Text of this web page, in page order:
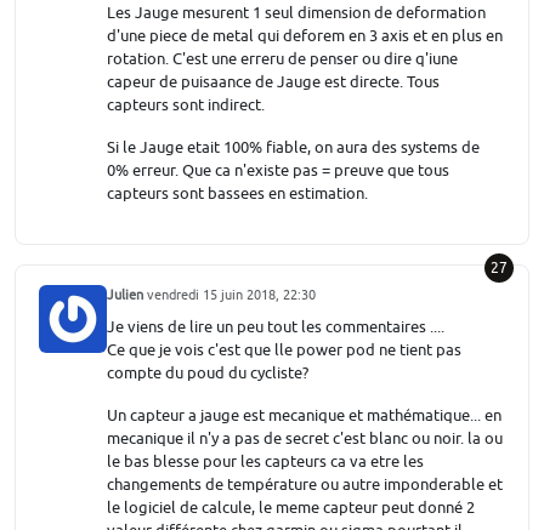
Les Jauge mesurent 1 seul dimension de deformation
d'une piece de metal qui deforem en 3 axis et en plus en
rotation. C'est une erreru de penser ou dire q'iune
capeur de puisaance de Jauge est directe. Tous
capteurs sont indirect.
Si le Jauge etait 100% fiable, on aura des systems de
0% erreur. Que ca n'existe pas = preuve que tous
capteurs sont bassees en estimation.
27
Julien vendredi 15 juin 2018, 22:30
Je viens de lire un peu tout les commentaires ....
Ce que je vois c'est que lle power pod ne tient pas
compte du poud du cycliste?
Un capteur a jauge est mecanique et mathématique... en
mecanique il n'y a pas de secret c'est blanc ou noir. la ou
le bas blesse pour les capteurs ca va etre les
changements de température ou autre imponderable et
le logiciel de calcule, le meme capteur peut donné 2